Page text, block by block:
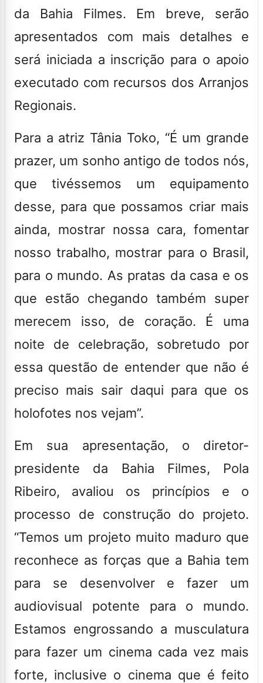
da Bahia Filmes. Em breve, serão
apresentados com mais detalhes e
será iniciada a inscrição para o apoio
executado com recursos dos Arranjos
Regionais.
Para a atriz Tânia Toko, “É um grande
prazer, um sonho antigo de todos nós,
que tivéssemos um equipamento
desse, para que possamos criar mais
ainda, mostrar nossa cara, fomentar
nosso trabalho, mostrar para o Brasil,
para o mundo. As pratas da casa e os
que estão chegando também super
merecem isso, de coração. É uma
noite de celebração, sobretudo por
essa questão de entender que não é
preciso mais sair daqui para que os
holofotes nos vejam”.
Em sua apresentação, o diretor-
presidente da Bahia Filmes, Pola
Ribeiro, avaliou os princípios e o
processo de construção do projeto.
“Temos um projeto muito maduro que
reconhece as forças que a Bahia tem
para se desenvolver e fazer um
audiovisual potente para o mundo.
Estamos engrossando a musculatura
para fazer um cinema cada vez mais
forte, inclusive o cinema que é feito